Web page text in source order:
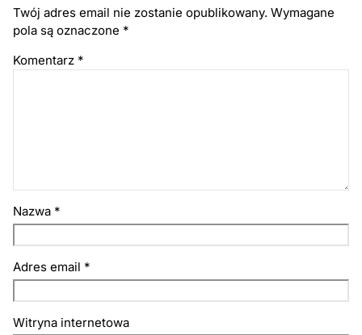
Twój adres email nie zostanie opublikowany. Wymagane
pola są oznaczone *
Komentarz *
Nazwa *
Adres email *
Witryna internetowa